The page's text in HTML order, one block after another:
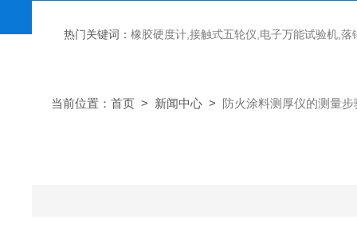
热门关键词： 橡胶硬度计,接触式五轮仪,电子万能试验机,落锤冲击试验机,数显
当前位置： 首页 > 新闻中心 > 防火涂料测厚仪的测量步